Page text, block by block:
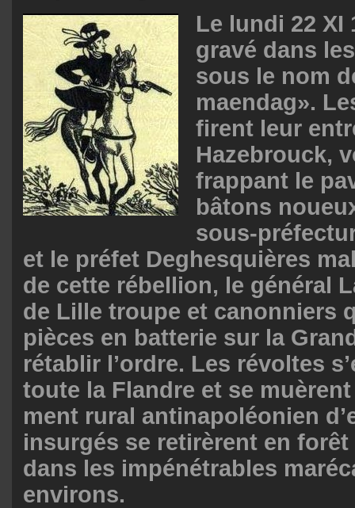
Le lundi 22 XI
gravé dans
sous le nom
maendag».
firent leur
Hazebrouck,
frappant le
bâtons
sous-
et le préfet Deghesquières
de cette rébellion, le général
de Lille troupe et canonniers
pièces en batterie sur la
rétablir l’ordre. Les révoltes
toute la Flandre et se
ment rural antinapoléonien
insurgés se retirèrent en forêt
dans les impénétrables
environs.